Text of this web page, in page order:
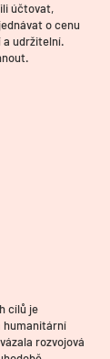
účtovat,
o cenu
a udržitelní.
cílů je
humanitární
rozvojová